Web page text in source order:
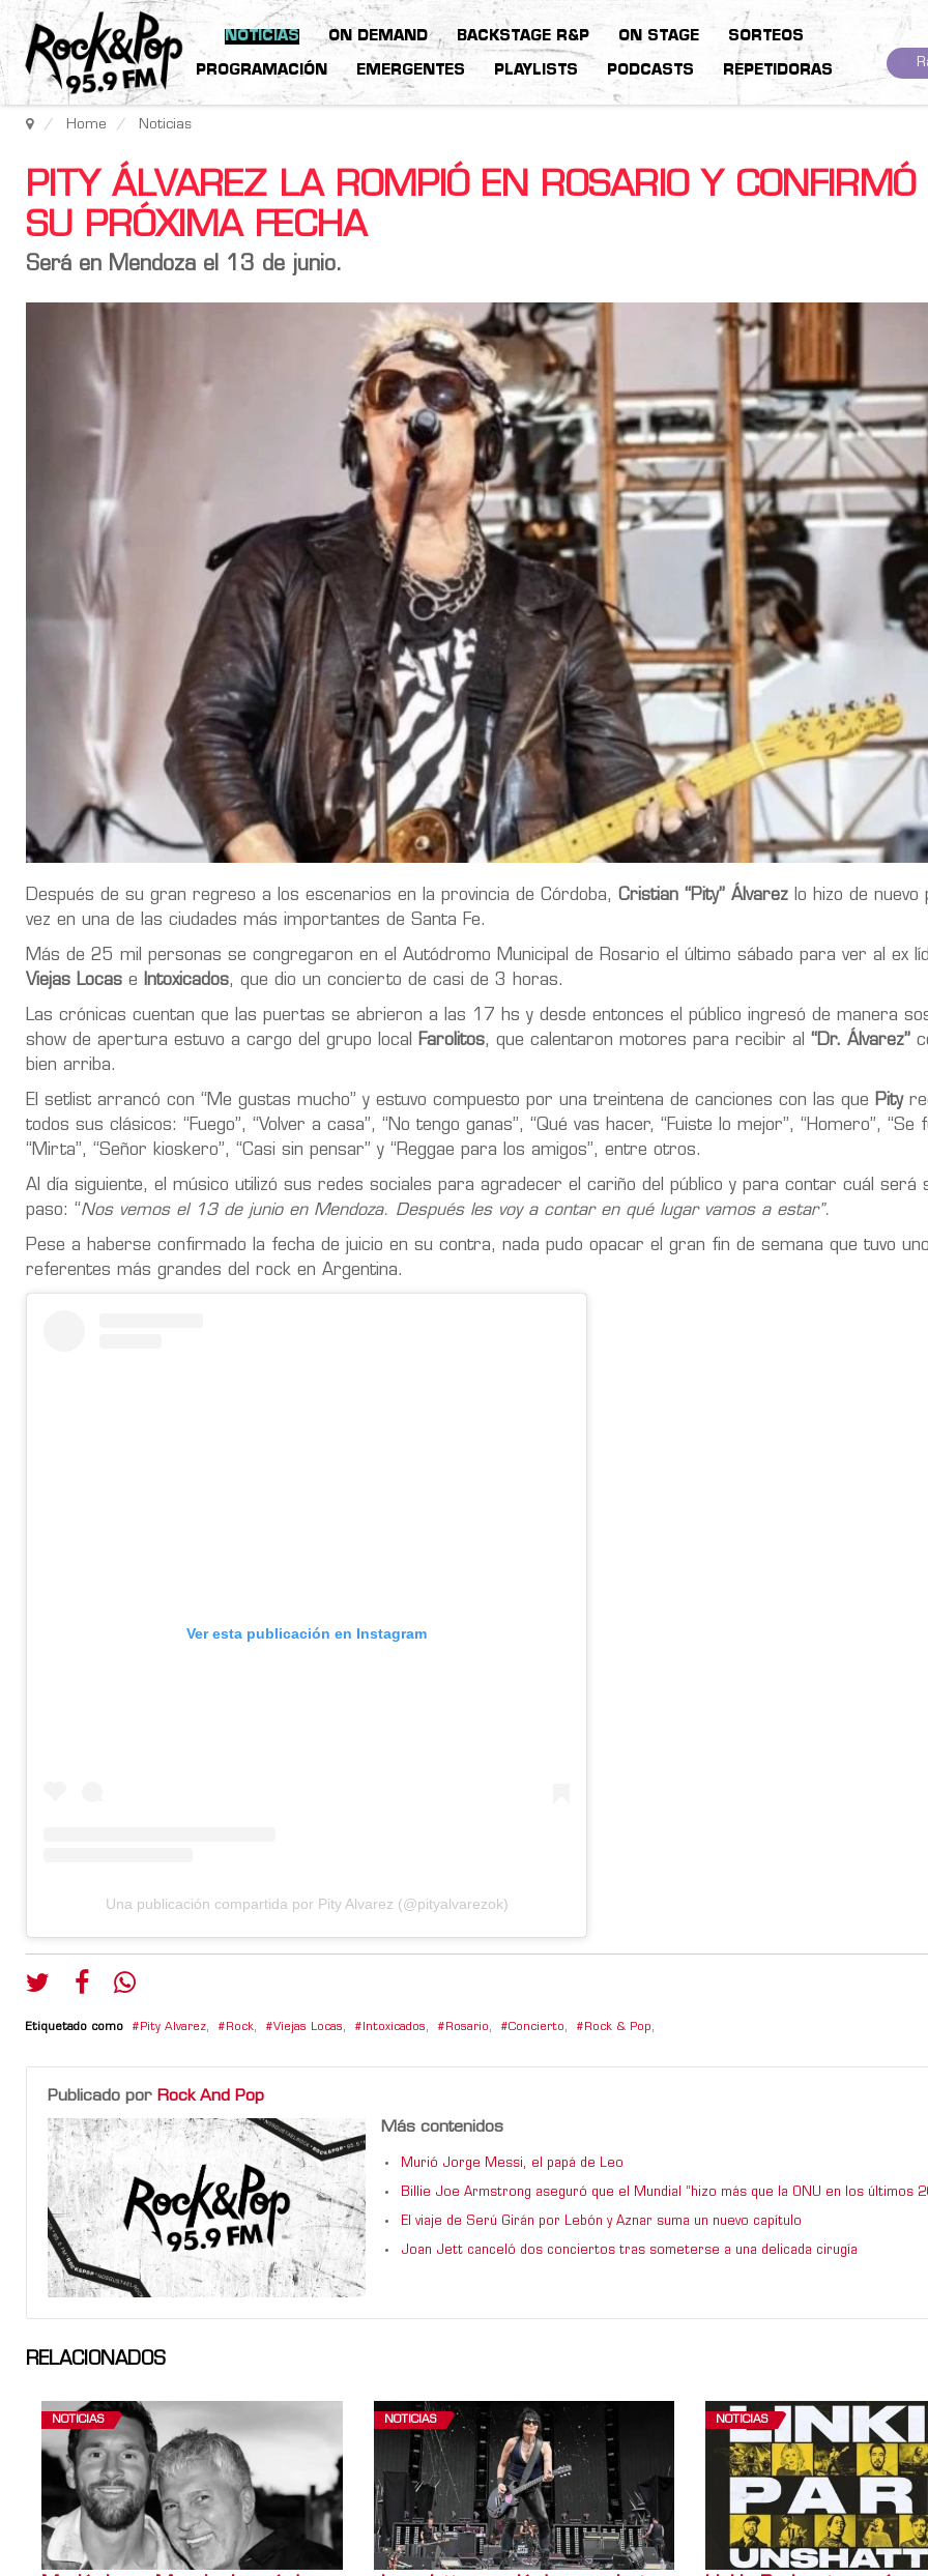
NOTICIAS ON DEMAND BACKSTAGE R&P ON STAGE SORTEOS
PROGRAMACIÓN EMERGENTES PLAYLISTS PODCASTS REPETIDORAS
Home Noticias
PITY ÁLVAREZ LA ROMPIÓ EN ROSARIO Y CONFIRMÓ
SU PRÓXIMA FECHA
Será en Mendoza el 13 de junio.
Después de su gran regreso a los escenarios en la provincia de Córdoba, Cristian “Pity” Álvarez lo hizo de nuevo
vez en una de las ciudades más importantes de Santa Fe.
Más de 25 mil personas se congregaron en el Autódromo Municipal de Rosario el último sábado para ver al ex
Viejas Locas e Intoxicados, que dio un concierto de casi de 3 horas.
Las crónicas cuentan que las puertas se abrieron a las 17 hs y desde entonces el público ingresó de manera
show de apertura estuvo a cargo del grupo local
Farolitos, que calentaron motores para recibir al “Dr. Álvarez”
bien arriba.
El setlist arrancó con “Me gustas mucho” y estuvo compuesto por una treintena de canciones con las que Pity
todos sus clásicos: “Fuego”, “Volver a casa”, “No tengo ganas”, “Qué vas hacer, “Fuiste lo mejor”, “Homero”, “Se
“Mirta”, “Señor kioskero”, “Casi sin pensar” y “Reggae para los amigos”, entre otros.
Al día siguiente, el músico utilizó sus redes sociales para agradecer el cariño del público y para contar cuál será
paso: “Nos vemos el 13 de junio en Mendoza. Después les voy a contar en qué lugar vamos a estar”.
Pese a haberse confirmado la fecha de juicio en su contra, nada pudo opacar el gran fin de semana que tuvo
referentes más grandes del rock en Argentina.
Ver esta publicación en Instagram
Una publicación compartida por Pity Alvarez (@pityalvarezok)
Etiquetado como Pity Alvarez, Rock, Viejas Locas, Intoxicados, Rosario, Concierto, Rock & Pop,
Publicado por Rock And Pop
Más contenidos
Murió Jorge Messi, el papá de Leo
Billie Joe Armstrong aseguró que el Mundial “hizo más que la ONU en los últimos
El viaje de Serú Girán por Lebón y Aznar suma un nuevo capítulo
Joan Jett canceló dos conciertos tras someterse a una delicada cirugía
RELACIONADOS
NOTICIAS NOTICIAS NOTICIAS